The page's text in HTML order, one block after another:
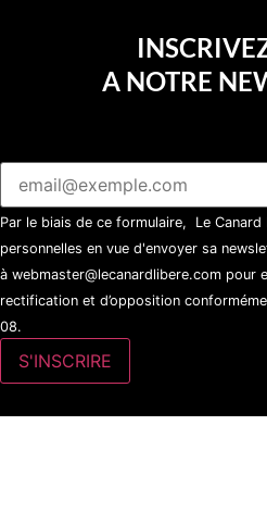
A NOTRE
Par le biais de ce formulaire, Le
personnelles en vue d'envoyer sa
à webmaster@lecanardlibere.com pour
rectification et d’opposition
08.